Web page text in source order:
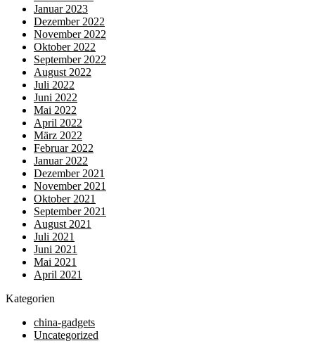
Januar 2023
Dezember 2022
November 2022
Oktober 2022
September 2022
August 2022
Juli 2022
Juni 2022
Mai 2022
April 2022
März 2022
Februar 2022
Januar 2022
Dezember 2021
November 2021
Oktober 2021
September 2021
August 2021
Juli 2021
Juni 2021
Mai 2021
April 2021
Kategorien
china-gadgets
Uncategorized